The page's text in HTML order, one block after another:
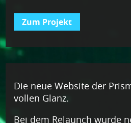
Zum Projekt
Die neue Website der
vollen Glanz.
Bei dem Relaunch wurde